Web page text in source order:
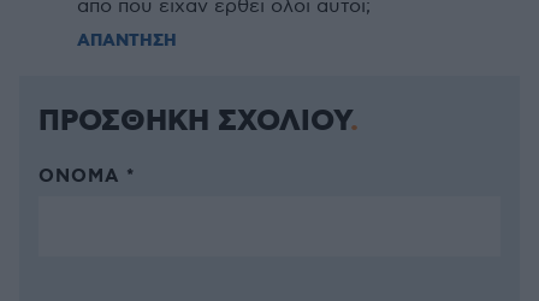
απο που ειχαν ερθει ολοι αυτοι;
ΑΠΑΝΤΗΣΗ
ΠΡΟΣΘΗΚΗ ΣΧΟΛΙΟΥ
ΌΝΟΜΑ *